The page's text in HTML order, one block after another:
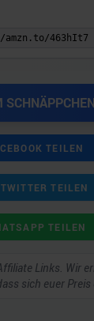
SCHNÄPPCHEN
TEILEN
TEILEN
TEILEN
Links. Wir
sich euer